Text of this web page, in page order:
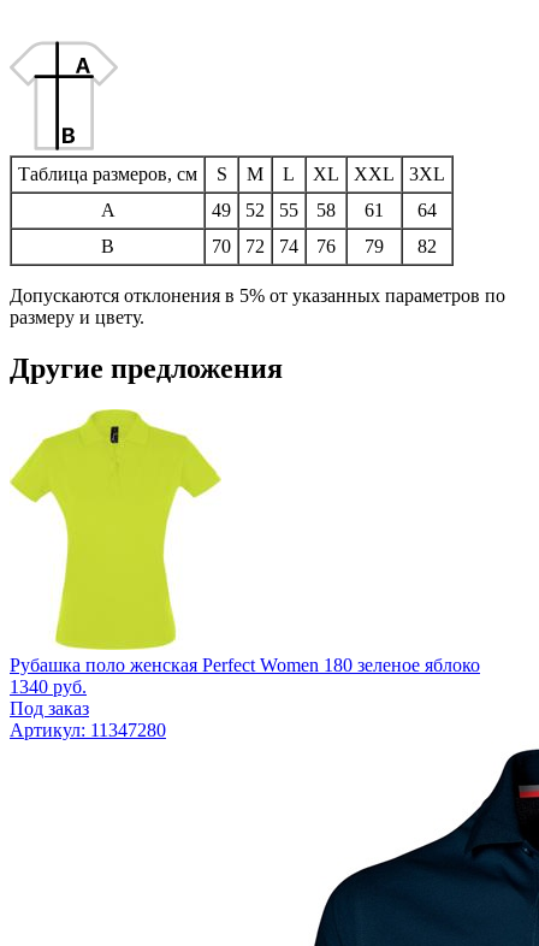
Таблица размеров, см S M L XL XXL
3XL
A
49 52 55 58 61
64
B
70 72 74 76 79 82
Допускаются отклонения в 5% от указанных параметров по
размеру и цвету.
Другие предложения
Рубашка поло женская Perfect Women 180 зеленое яблоко
1340 руб.
Под заказ
Артикул: 11347280